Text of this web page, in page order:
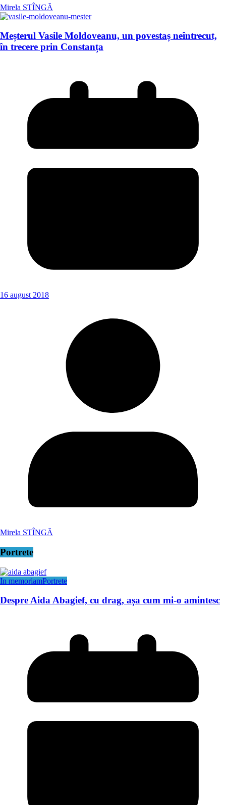
Mirela STÎNGĂ
Meșterul Vasile Moldoveanu, un povestaș neîntrecut,
în trecere prin Constanța
16 august 2018
Mirela STÎNGĂ
Portrete
In memoriamPortrete
Despre Aida Abagief, cu drag, așa cum mi-o amintesc